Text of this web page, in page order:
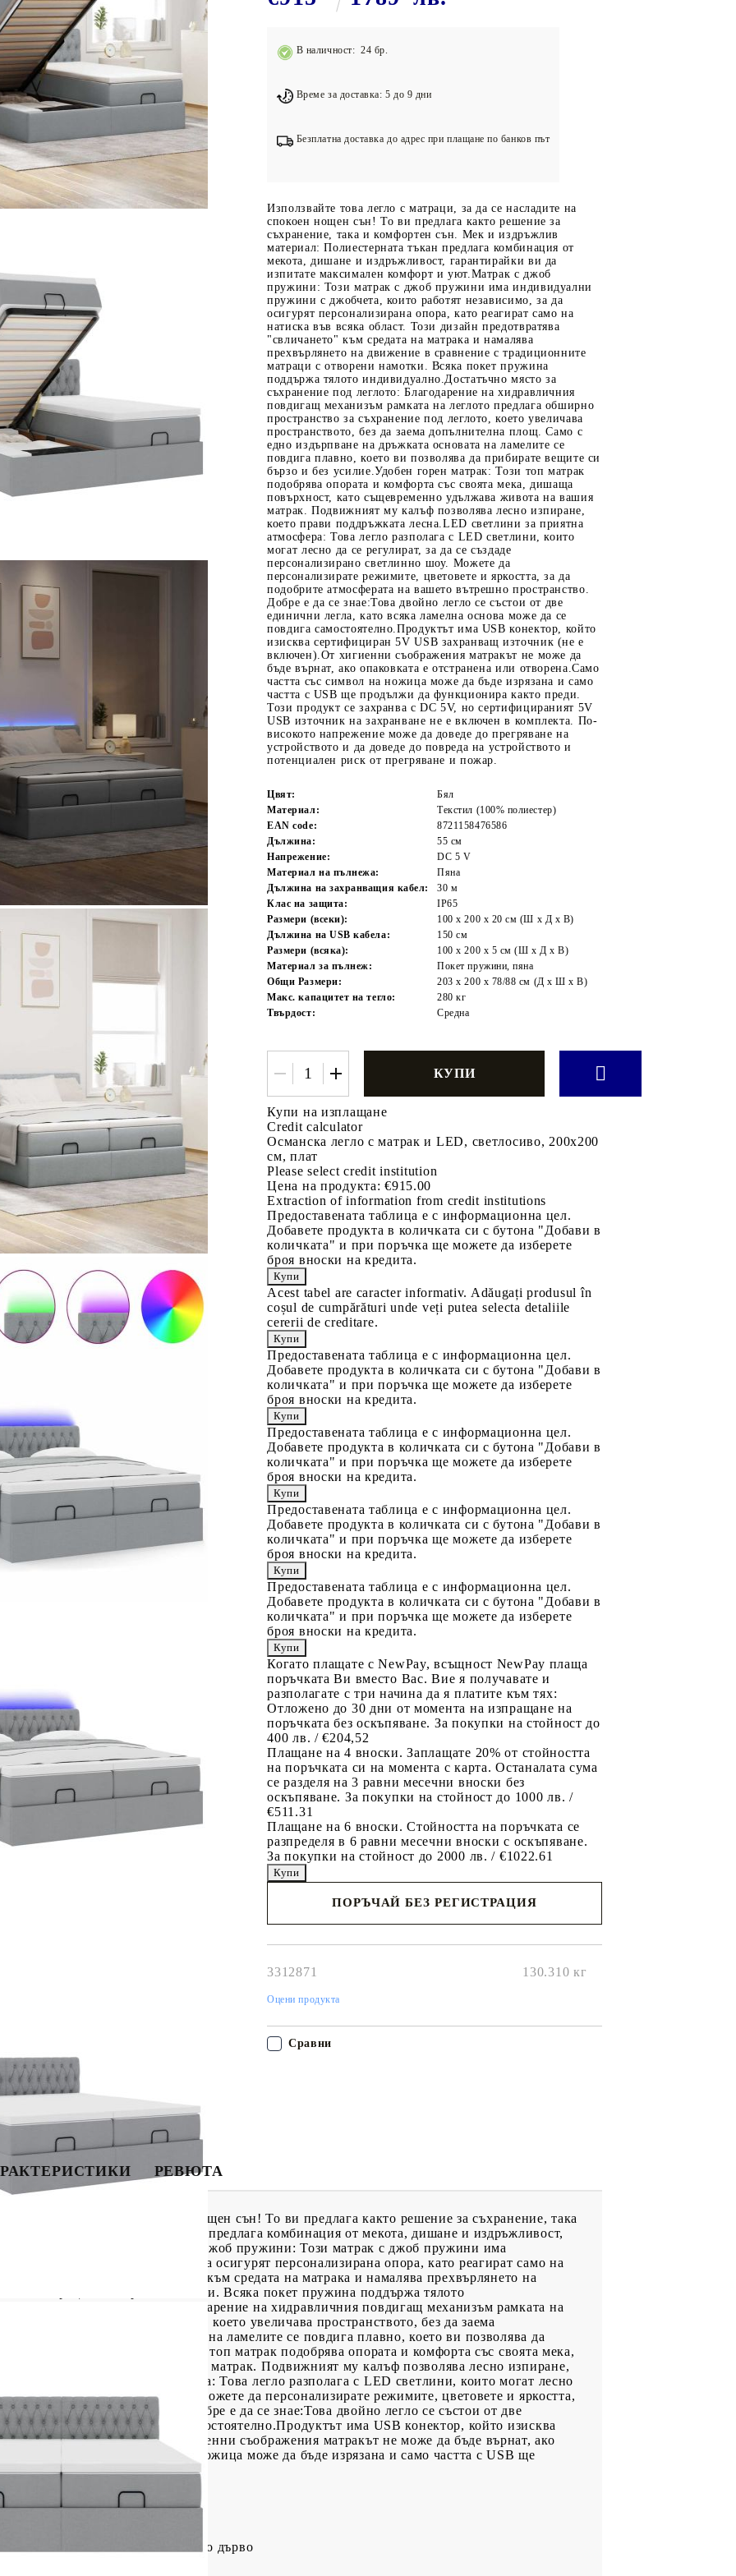
Подложки за фитнес уреди
Лостове за набиране
Силови кули
Йога и пилатес
В наличност: 24 бр.
Време за доставка: 5 до 9 дни
Безплатна доставка до адрес при плащане по банков път
Използвайте това легло с матраци, за да се насладите на
спокоен нощен сън! То ви предлага както решение за
съхранение, така и комфортен сън. Мек и издръжлив
материал: Полиестерната тъкан предлага комбинация от
мекота, дишане и издръжливост, гарантирайки ви да
изпитате максимален комфорт и уют.Матрак с джоб
пружини: Този матрак с джоб пружини има индивидуални
пружини с джобчета, които работят независимо, за да
осигурят персонализирана опора, като реагират само на
натиска във всяка област. Този дизайн предотвратява
"свличането" към средата на матрака и намалява
прехвърлянето на движение в сравнение с традиционните
матраци с отворени намотки. Всяка покет пружина
поддържа тялото индивидуално.Достатъчно място за
съхранение под леглото: Благодарение на хидравличния
повдигащ механизъм рамката на леглото предлага обширно
пространство за съхранение под леглото, което увеличава
пространството, без да заема допълнителна площ. Само с
едно издърпване на дръжката основата на ламелите се
повдига плавно, което ви позволява да прибирате вещите си
бързо и без усилие.Удобен горен матрак: Този топ матрак
подобрява опората и комфорта със своята мека, дишаща
повърхност, като същевременно удължава живота на вашия
матрак. Подвижният му калъф позволява лесно изпиране,
което прави поддръжката лесна.LED светлини за приятна
атмосфера: Това легло разполага с LED светлини, които
могат лесно да се регулират, за да се създаде
персонализирано светлинно шоу. Можете да
персонализирате режимите, цветовете и яркостта, за да
подобрите атмосферата на вашето вътрешно пространство.
Добре е да се знае:Това двойно легло се състои от две
единични легла, като всяка ламелна основа може да се
повдига самостоятелно.Продуктът има USB конектор, който
изисква сертифициран 5V USB захранващ източник (не е
включен).От хигиенни съображения матракът не може да
бъде върнат, ако опаковката е отстранена или отворена.Само
частта със символ на ножица може да бъде изрязана и само
частта с USB ще продължи да функционира както преди.
Този продукт се захранва с DC 5V, но сертифицираният 5V
USB източник на захранване не е включен в комплекта. По-
високото напрежение може да доведе до прегряване на
устройството и да доведе до повреда на устройството и
потенциален риск от прегряване и пожар.
Цвят:
Бял
Материал:
Текстил (100% полиестер)
EAN code:
8721158476586
Дължина:
55 см
Напрежение:
DC 5 V
Материал на пълнежа:
Пяна
Дължина на захранващия кабел:
30 м
Клас на защита:
IP65
Размери (всеки):
100 x 200 x 20 см (Ш x Д x В)
Дължина на USB кабела:
150 см
Размери (всяка):
100 x 200 x 5 см (Ш x Д x В)
Материал за пълнеж:
Покет пружини, пяна
Общи Размери:
203 x 200 x 78/88 см (Д x Ш x В)
Макс. капацитет на тегло:
280 кг
Твърдост:
Средна
Купи на изплащане
Credit calculator
Османска легло с матрак и LED, светлосиво, 200x200
см, плат
Please select credit institution
Цена на продукта: €915.00
Extraction of information from credit institutions
Предоставената таблица е с информационна цел.
Добавете продукта в количката си с бутона "Добави в
количката" и при поръчка ще можете да изберете
броя вноски на кредита.
Acest tabel are caracter informativ. Adăugați produsul în
coșul de cumpărături unde veți putea selecta detaliile
cererii de creditare.
Предоставената таблица е с информационна цел.
Добавете продукта в количката си с бутона "Добави в
количката" и при поръчка ще можете да изберете
броя вноски на кредита.
Предоставената таблица е с информационна цел.
Добавете продукта в количката си с бутона "Добави в
количката" и при поръчка ще можете да изберете
броя вноски на кредита.
Предоставената таблица е с информационна цел.
Добавете продукта в количката си с бутона "Добави в
количката" и при поръчка ще можете да изберете
броя вноски на кредита.
Предоставената таблица е с информационна цел.
Добавете продукта в количката си с бутона "Добави в
количката" и при поръчка ще можете да изберете
броя вноски на кредита.
Когато плащате с NewPay, всъщност NewPay плаща
поръчката Ви вместо Вас. Вие я получавате и
разполагате с три начина да я платите към тях:
Отложено до 30 дни от момента на изпращане на
поръчката без оскъпяване. За покупки на стойност до
400 лв. / €204,52
Плащане на 4 вноски. Заплащате 20% от стойността
на поръчката си на момента с карта. Останалата сума
се разделя на 3 равни месечни вноски без
оскъпяване. За покупки на стойност до 1000 лв. /
€511.31
Плащане на 6 вноски. Стойността на поръчката се
разпределя в 6 равни месечни вноски с оскъпяване.
За покупки на стойност до 2000 лв. / €1022.61
ПОРЪЧАЙ БЕЗ РЕГИСТРАЦИЯ
3312871 130.310 кг
Оцени продукта
Сравни
РЕВЮТА
да се насладите на спокоен нощен сън! То ви предлага както решение за съхранение, така
Полиестерната тъкан предлага комбинация от мекота, дишане и издръжливост,
комфорт и уют.Матрак с джоб пружини: Този матрак с джоб пружини има
работят независимо, за да осигурят персонализирана опора, като реагират само на
предотвратява "свличането" към средата на матрака и намалява прехвърлянето на
матраци с отворени намотки. Всяка покет пружина поддържа тялото
съхранение под леглото: Благодарение на хидравличния повдигащ механизъм рамката на
за съхранение под леглото, което увеличава пространството, без да заема
на дръжката основата на ламелите се повдига плавно, което ви позволява да
горен матрак: Този топ матрак подобрява опората и комфорта със своята мека,
удължава живота на вашия матрак. Подвижният му калъф позволява лесно изпиране,
светлини за приятна атмосфера: Това легло разполага с LED светлини, които могат лесно
светлинно шоу. Можете да персонализирате режимите, цветовете и яркостта,
вътрешно пространство. Добре е да се знае:Това двойно легло се състои от две
основа може да се повдига самостоятелно.Продуктът има USB конектор, който изисква
(не е включен).От хигиенни съображения матракът не може да бъде върнат, ако
частта със символ на ножица може да бъде изрязана и само частта с USB ще
метал, шперплат, инженерно дърво